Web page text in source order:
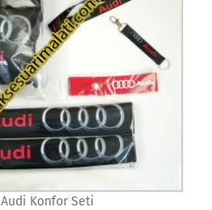
Audi Konfor Seti